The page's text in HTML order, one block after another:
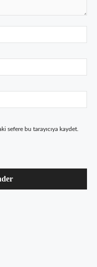
sefere bu tarayıcıya kaydet.